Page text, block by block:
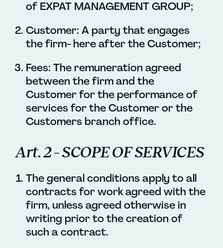
of EXPAT MANAGEMENT GROUP;
Customer: A party that engages
the firm- here after the Customer;
Fees: The remuneration agreed
between the firm and the
Customer for the performance of
services for the Customer or the
Customers branch office.
Art. 2 – SCOPE OF SERVICES
The general conditions apply to all
contracts for work agreed with the
firm, unless agreed otherwise in
writing prior to the creation of
such a contract.